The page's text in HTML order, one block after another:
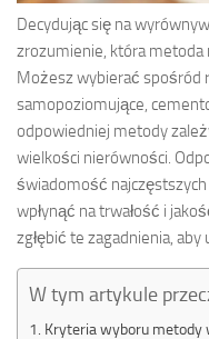
Decydując się na
zrozumienie, która metoda
Możesz wybierać spośród
samopoziomujące,
odpowiedniej metody
wielkości nierówności.
świadomość
wpłynąć na trwałość i
zgłębić te zagadnienia,
W tym artykule
Kryteria wyboru metody